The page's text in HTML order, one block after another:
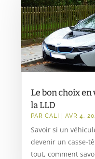
Le bon choix
la LLD
PAR CALI | AVR 4,
Savoir si un
devenir un casse-
tout, comment